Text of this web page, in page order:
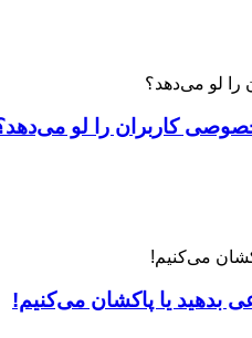
بدهید یا پاکشان می‌کنیم!